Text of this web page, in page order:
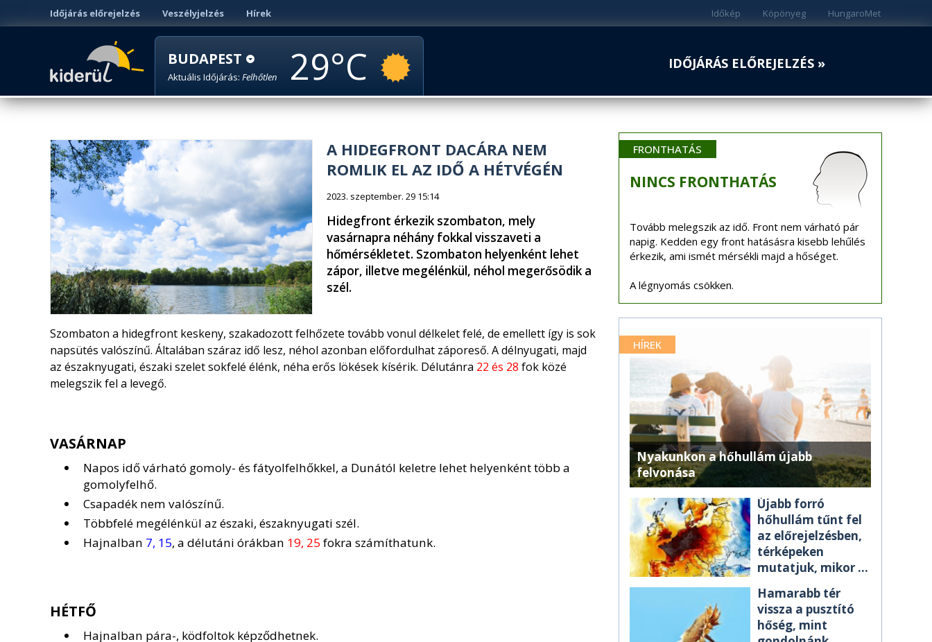
Időjárás előrejelzés Veszélyjelzés Hírek HungaroMet
Köpönyeg
Időkép
BUDAPEST
Aktuális Időjárás: Felhőtlen 29 IDŐJÁRÁS ELŐREJELZÉS »
A HIDEGFRONT DACÁRA NEM
ROMLIK EL AZ IDŐ A HÉTVÉGÉN
2023. szeptember. 29 15:14
Hidegfront érkezik szombaton, mely
vasárnapra néhány fokkal visszaveti a
hőmérsékletet. Szombaton helyenként lehet
zápor, illetve megélénkül, néhol megerősödik a
szél.
Szombaton a hidegfront keskeny, szakadozott felhőzete tovább vonul délkelet felé, de emellett így is sok
napsütés valószínű. Általában száraz idő lesz, néhol azonban előfordulhat záporeső. A délnyugati, majd
az északnyugati, északi szelet sokfelé élénk, néha erős lökések kísérik. Délutánra 22 és 28 fok közé
melegszik fel a levegő.
VASÁRNAP
Napos idő várható gomoly- és fátyolfelhőkkel, a Dunától keletre lehet helyenként több a
gomolyfelhő.
Csapadék nem valószínű.
Többfelé megélénkül az északi, északnyugati szél.
Hajnalban 7, 15, a délutáni órákban 19, 25 fokra számíthatunk.
HÉTFŐ
Hajnalban pára-, ködfoltok képződhetnek.
FRONTHATÁS
NINCS FRONTHATÁS
Tovább melegszik az idő. Front nem várható pár
napig. Kedden egy front hatásásra kisebb lehűlés
érkezik, ami ismét mérsékli majd a hőséget.
A légnyomás csökken.
HÍREK
Nyakunkon a hőhullám újabb
felvonása
Újabb forró
hőhullám tűnt fel
az előrejelzésben,
térképeken
mutatjuk, mikor ér
Hamarabb tér
vissza a pusztító
hőség, mint